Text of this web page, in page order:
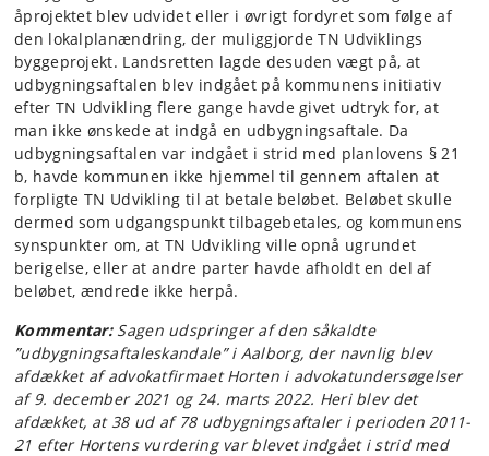
åprojektet blev udvidet eller i øvrigt fordyret som følge af
den lokalplanændring, der muliggjorde TN Udviklings
byggeprojekt. Landsretten lagde desuden vægt på, at
udbygningsaftalen blev indgået på kommunens initiativ
efter TN Udvikling flere gange havde givet udtryk for, at
man ikke ønskede at indgå en udbygningsaftale. Da
udbygningsaftalen var indgået i strid med planlovens § 21
b, havde kommunen ikke hjemmel til gennem aftalen at
forpligte TN Udvikling til at betale beløbet. Beløbet skulle
dermed som udgangspunkt tilbagebetales, og kommunens
synspunkter om, at TN Udvikling ville opnå ugrundet
berigelse, eller at andre parter havde afholdt en del af
beløbet, ændrede ikke herpå.
Kommentar:Sagen udspringer af den såkaldte
”udbygningsaftaleskandale” i Aalborg, der navnlig blev
afdækket af advokatfirmaet Horten i advokatundersøgelser
af 9. december 2021 og 24. marts 2022. Heri blev det
afdækket, at 38 ud af 78 udbygningsaftaler i perioden 2011-
21 efter Hortens vurdering var blevet indgået i strid med